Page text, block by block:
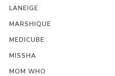
LANEIGE
MARSHIQUE
MEDICUBE
MISSHA
MOM WHO